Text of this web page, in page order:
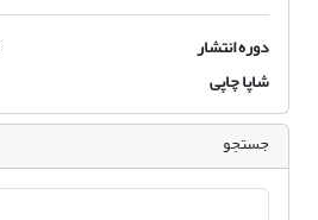
دوره انتشار
شاپا چاپی
جستجو